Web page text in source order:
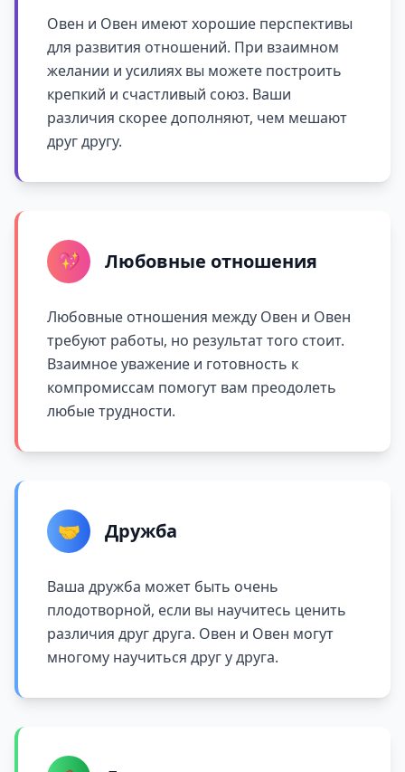
Овен и Овен имеют хорошие перспективы
для развития отношений. При взаимном
желании и усилиях вы можете построить
крепкий и счастливый союз. Ваши
различия скорее дополняют, чем мешают
друг другу.
💖 Любовные отношения
Любовные отношения между Овен и Овен
требуют работы, но результат того стоит.
Взаимное уважение и готовность к
компромиссам помогут вам преодолеть
любые трудности.
🤝 Дружба
Ваша дружба может быть очень
плодотворной, если вы научитесь ценить
различия друг друга. Овен и Овен могут
многому научиться друг у друга.